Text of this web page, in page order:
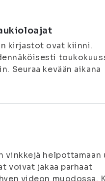
kirjastot ovat kiinni.
Seuraa kevään aikana
vinkkejä helpottamaan
voivat jakaa parhaat
videon muodossa.